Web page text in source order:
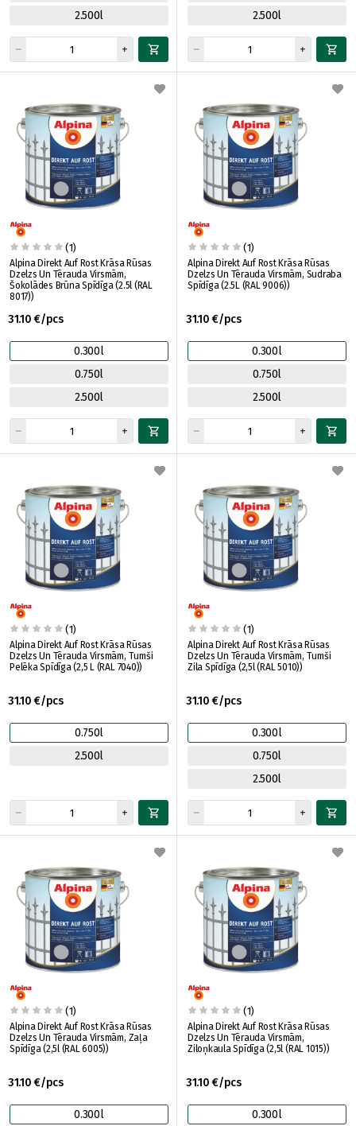
2.500l
2.500l
(1)
Alpina Direkt Auf Rost Krāsa Rūsas
Dzelzs Un Tērauda Virsmām,
Šokolādes Brūna Spīdīga (2.5l (RAL
8017))
31.10 €/pcs
0.300l
0.750l
2.500l
(1)
Alpina Direkt Auf Rost Krāsa Rūsas
Dzelzs Un Tērauda Virsmām, Sudraba
Spīdīga (2.5L (RAL 9006))
31.10 €/pcs
0.300l
0.750l
2.500l
(1)
Alpina Direkt Auf Rost Krāsa Rūsas
Dzelzs Un Tērauda Virsmām, Tumši
Pelēka Spīdīga (2,5 L (RAL 7040))
31.10 €/pcs
0.750l
2.500l
(1)
Alpina Direkt Auf Rost Krāsa Rūsas
Dzelzs Un Tērauda Virsmām, Tumši
Zila Spīdīga (2,5l (RAL 5010))
31.10 €/pcs
0.300l
0.750l
2.500l
(1)
Alpina Direkt Auf Rost Krāsa Rūsas
Dzelzs Un Tērauda Virsmām, Zaļa
Spīdīga (2,5l (RAL 6005))
31.10 €/pcs
0.300l
(1)
Alpina Direkt Auf Rost Krāsa Rūsas
Dzelzs Un Tērauda Virsmām,
Ziloņkaula Spīdīga (2,5l (RAL 1015))
31.10 €/pcs
0.300l